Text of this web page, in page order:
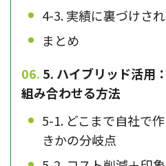
4-3. 実績に裏づけさ
まとめ
5. ハイブリッド活用
組み合わせる方法
5-1. どこまで自社で
きかの分岐点